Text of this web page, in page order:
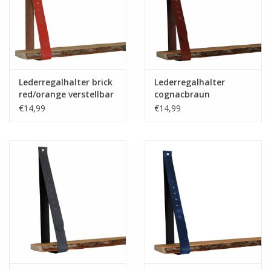
Lederregalhalter brick
red/orange verstellbar
(Preis pro Stuck)
€14,99
Lederregalhalter
cognacbraun
verstellbar (Preis pro
€14,99